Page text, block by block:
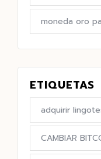
moneda oro
ETIQUETAS
adquirir
CAMBIAR